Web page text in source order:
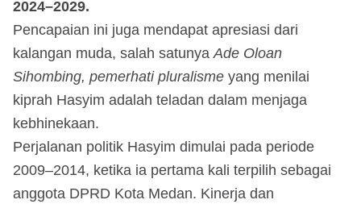
2024–2029.
Pencapaian ini juga mendapat apresiasi dari
kalangan muda, salah satunya Ade Oloan
Sihombing, pemerhati pluralisme yang menilai
kiprah Hasyim adalah teladan dalam menjaga
kebhinekaan.
Perjalanan politik Hasyim dimulai pada periode
2009–2014, ketika ia pertama kali terpilih sebagai
anggota DPRD Kota Medan. Kinerja dan